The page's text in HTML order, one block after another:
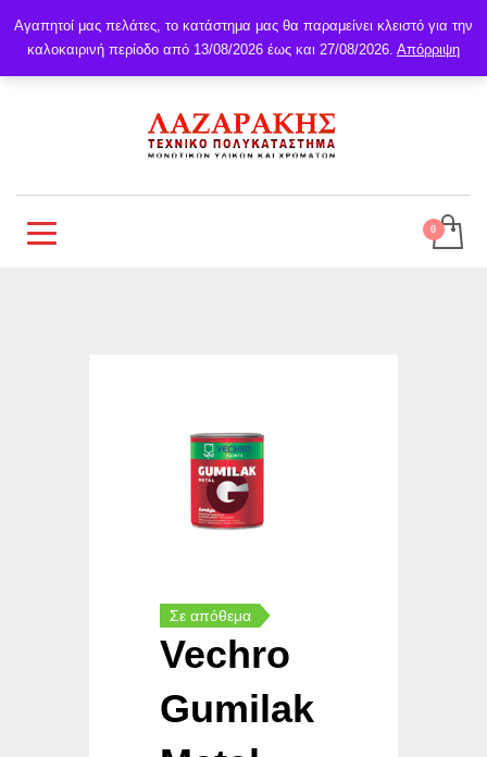
Σε απόθεμα
Vechro
Gumilak
Αγαπητοί μας πελάτες, το κατάστημα μας θα παραμείνει κλειστό για την
καλοκαιρινή περίοδο από 13/08/2026 έως και 27/08/2026. Απόρριψη